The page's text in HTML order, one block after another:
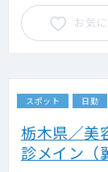
お気
スポット 日勤
栃木県／美
診メイン（